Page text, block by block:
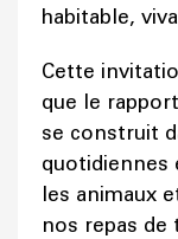
habitable,
Cette
que le
se construit
quotidiennes
les animaux
nos repas de